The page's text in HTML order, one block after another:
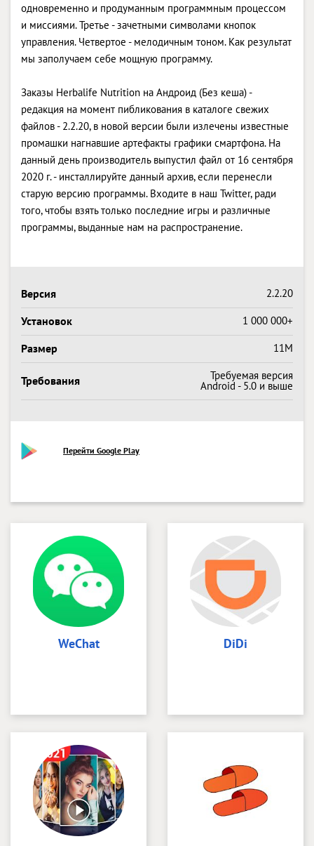
одновременно и продуманным программным процессом
и миссиями. Третье - зачетными символами кнопок
управления. Четвертое - мелодичным тоном. Как результат
мы заполучаем себе мощную программу.
Заказы Herbalife Nutrition на Андроид (Без кеша) -
редакция на момент пибликования в каталоге свежих
файлов - 2.2.20, в новой версии были излечены известные
промашки нагнавшие артефакты графики смартфона. На
данный день производитель выпустил файл от 16 сентября
2020 г. - инсталлируйте данный архив, если перенесли
старую версию программы. Входите в наш Twitter, ради
того, чтобы взять только последние игры и различные
программы, выданные нам на распространение.
Версия 2.2.20
Установок 1 000 000+
Размер 11M
Требования Требуемая версия
Android - 5.0 и выше
Перейти Google Play
WeChat DiDi